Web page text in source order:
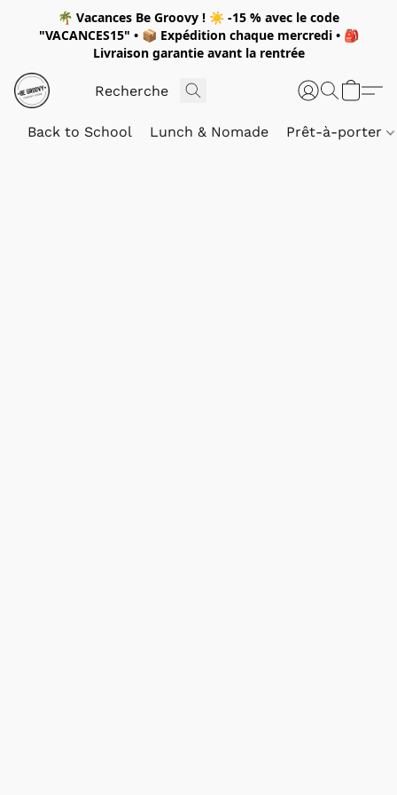
🌴 Vacances Be Groovy ! ☀️ -15 % avec le code
"VACANCES15" • 📦 Expédition chaque mercredi• 🎒
Livraison garantie avant la rentrée
Back to School Lunch & Nomade Prêt-à-porter